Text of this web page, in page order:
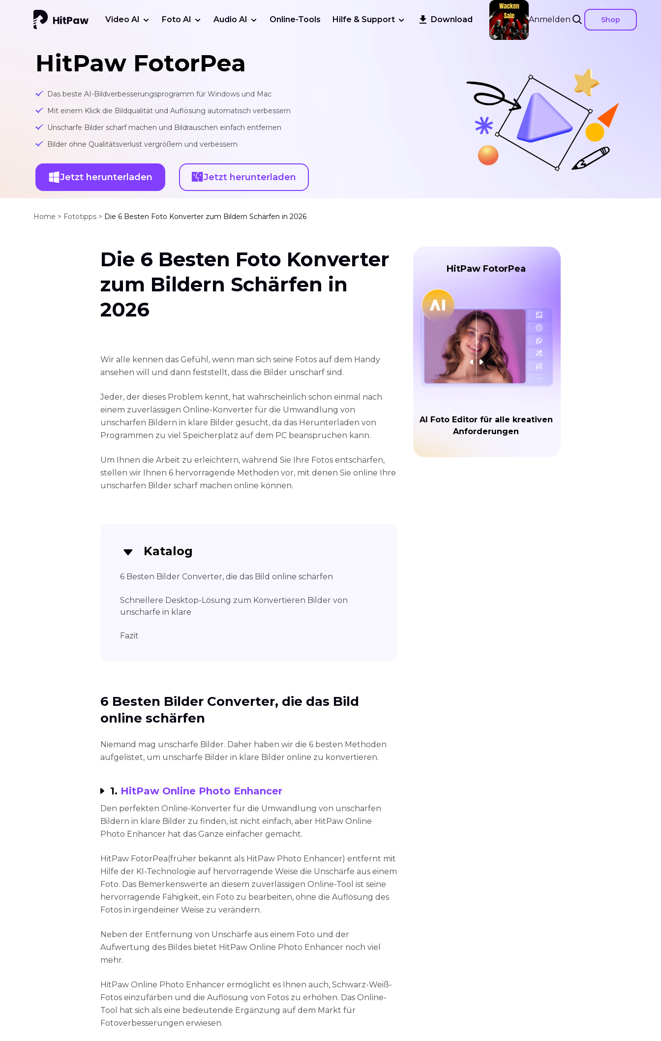
Anmelden Shop
Video AI Foto AI Audio AI Online-Tools Hilfe & Support Download
HitPaw FotorPea
Das beste AI-Bildverbesserungsprogramm für Windows und Mac
Mit einem Klick die Bildqualität und Auflösung automatisch verbessern
Unscharfe Bilder scharf machen und Bildrauschen einfach entfernen
Bilder ohne Qualitätsverlust vergrößern und verbessern
Jetzt herunterladen Jetzt herunterladen
Home > Fototipps > Die 6 Besten Foto Konverter zum Bildern Schärfen in 2026
Die 6 Besten Foto Konverter
zum Bildern Schärfen in
2026
Wir alle kennen das Gefühl, wenn man sich seine Fotos auf dem Handy
ansehen will und dann feststellt, dass die Bilder unscharf sind.
Jeder, der dieses Problem kennt, hat wahrscheinlich schon einmal nach
einem zuverlässigen Online-Konverter für die Umwandlung von
unscharfen Bildern in klare Bilder gesucht, da das Herunterladen von
Programmen zu viel Speicherplatz auf dem PC beanspruchen kann.
Um Ihnen die Arbeit zu erleichtern, während Sie Ihre Fotos entschärfen,
stellen wir Ihnen 6 hervorragende Methoden vor, mit denen Sie online Ihre
unscharfen Bilder scharf machen online können.
Katalog
6 Besten Bilder Converter, die das Bild online schärfen
Schnellere Desktop-Lösung zum Konvertieren Bilder von
unscharfe in klare
Fazit
6 Besten Bilder Converter, die das Bild
online schärfen
Niemand mag unscharfe Bilder. Daher haben wir die 6 besten Methoden
aufgelistet, um unscharfe Bilder in klare Bilder online zu konvertieren.
1. HitPaw Online Photo Enhancer
Den perfekten Online-Konverter für die Umwandlung von unscharfen
Bildern in klare Bilder zu finden, ist nicht einfach, aber HitPaw Online
Photo Enhancer hat das Ganze einfacher gemacht.
HitPaw FotorPea(früher bekannt als HitPaw Photo Enhancer) entfernt mit
Hilfe der KI-Technologie auf hervorragende Weise die Unschärfe aus einem
Foto. Das Bemerkenswerte an diesem zuverlässigen Online-Tool ist seine
hervorragende Fähigkeit, ein Foto zu bearbeiten, ohne die Auflösung des
Fotos in irgendeiner Weise zu verändern.
Neben der Entfernung von Unschärfe aus einem Foto und der
Aufwertung des Bildes bietet HitPaw Online Photo Enhancer noch viel
mehr.
HitPaw Online Photo Enhancer ermöglicht es Ihnen auch, Schwarz-Weiß-
Fotos einzufärben und die Auflösung von Fotos zu erhöhen. Das Online-
Tool hat sich als eine bedeutende Ergänzung auf dem Markt für
Fotoverbesserungen erwiesen.
HitPaw FotorPea
AI Foto Editor für alle kreativen
Anforderungen